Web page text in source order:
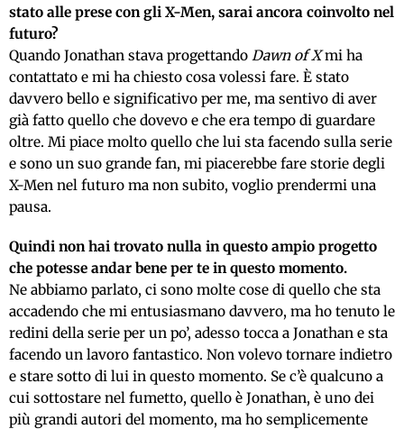
stato alle prese con gli X-Men, sarai ancora coinvolto nel
futuro?
Quando Jonathan stava progettando Dawn of Xmi ha
contattato e mi ha chiesto cosa volessi fare. È stato
davvero bello e significativo per me, ma sentivo di aver
già fatto quello che dovevo e che era tempo di guardare
oltre. Mi piace molto quello che lui sta facendo sulla serie
e sono un suo grande fan, mi piacerebbe fare storie degli
X-Men nel futuro ma non subito, voglio prendermi una
pausa.
Quindi non hai trovato nulla in questo ampio progetto
che potesse andar bene per te in questo momento.
Ne abbiamo parlato, ci sono molte cose di quello che sta
accadendo che mi entusiasmano davvero, ma ho tenuto le
redini della serie per un po’, adesso tocca a Jonathan e sta
facendo un lavoro fantastico. Non volevo tornare indietro
e stare sotto di lui in questo momento. Se c’è qualcuno a
cui sottostare nel fumetto, quello è Jonathan, è uno dei
più grandi autori del momento, ma ho semplicemente